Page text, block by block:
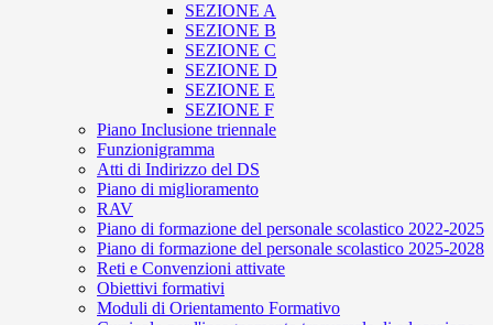
SEZIONE A
SEZIONE B
SEZIONE C
SEZIONE D
SEZIONE E
SEZIONE F
Piano Inclusione triennale
Funzionigramma
Atti di Indirizzo del DS
Piano di miglioramento
RAV
Piano di formazione del personale scolastico 2022-2025
Piano di formazione del personale scolastico 2025-2028
Reti e Convenzioni attivate
Obiettivi formativi
Moduli di Orientamento Formativo